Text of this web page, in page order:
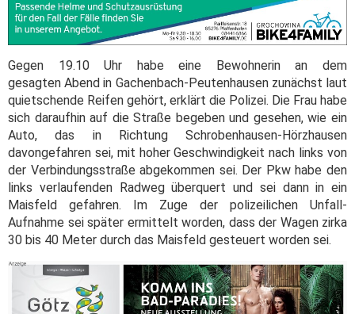
Gegen 19.10 Uhr habe eine Bewohnerin an dem
gesagten Abend in Gachenbach-Peutenhausen zunächst laut
quietschende Reifen gehört, erklärt die Polizei. Die Frau habe
sich daraufhin auf die Straße begeben und gesehen, wie ein
Auto, das in Richtung Schrobenhausen-Hörzhausen
davongefahren sei, mit hoher Geschwindigkeit nach links von
der Verbindungsstraße abgekommen sei. Der Pkw habe den
links verlaufenden Radweg überquert und sei dann in ein
Maisfeld gefahren. Im Zuge der polizeilichen Unfall-
Aufnahme sei später ermittelt worden, dass der Wagen zirka
30 bis 40 Meter durch das Maisfeld gesteuert worden sei.